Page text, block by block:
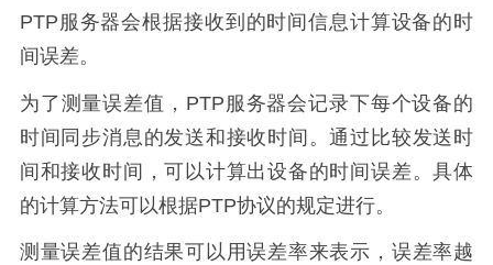
PTP服务器会根据接收到的时间信息计算设备的时
间误差。
为了测量误差值，PTP服务器会记录下每个设备的
时间同步消息的发送和接收时间。通过比较发送时
间和接收时间，可以计算出设备的时间误差。具体
的计算方法可以根据PTP协议的规定进行。
测量误差值的结果可以用误差率来表示，误差率越